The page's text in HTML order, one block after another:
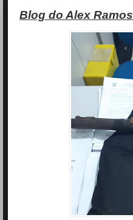
Blog do Alex Ramos